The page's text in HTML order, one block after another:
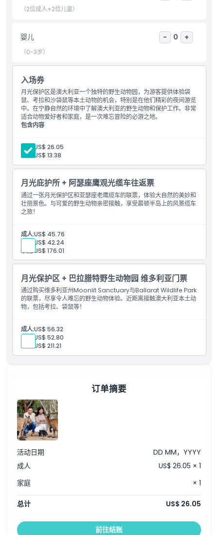
营业时间
位置
如何兑换
取消政策
（2位成人+2位儿童）
婴儿 - 0 +
（0-3岁）
入场券
月光保护区是澳大利亚一个独特的野生动物园，为游客提供体验袋
鼠、考拉和沙袋鼠等本土动物的机会，特别是在他们精彩的夜间游览
中。在宁静自然的环境中了解澳大利亚的野生动物和保护工作。非常
适合动物爱好者和家庭，是一次难忘冒险的必游之地。
包含内容
可接触超过70种澳大利亚本土物种
成人: US$ 26.05
儿童:
US$ 13.38
月光庇护所 + 阿瑟座鹰观光缆车往返票
通过一张月光保护区和亚瑟座老鹰缆车的联票，体验大自然的美妙和
壮丽景色。与可爱的野生动物亲密接触，享受晨顿半岛上的风景缆车
之旅！
成人:US$ 45.76
儿童: US$ 42.24
家庭:US$ 176.01
月光保护区 + 巴拉腊特野生动物园 维多利亚门票
通过购买维多利亚州Moonlit Sanctuary与Ballarat Wildlife Park
的联票，尽享令人难忘的野生动物体验。近距离接触澳大利亚本土动
物，包括考拉、袋鼠等！
成人:US$ 56.32
儿童: US$ 52.80
家庭: US$ 211.21
订单摘要
活动日期
DD MM，YYYY
成人
US$ 26.05 × 1
家庭
× 1
总计 US$ 26.05
前往结账